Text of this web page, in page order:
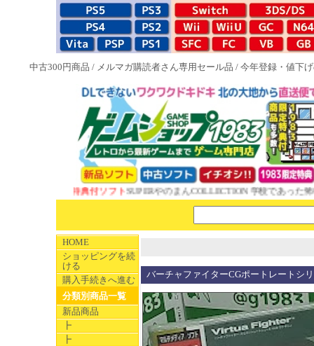
中古300円商品 / メルマガ購読者さん専用セール品 / 今年登録・値下
NEW 1983特典付ソフトSUPERやのまんCOLLECTION 学校であった怖い
HOME
ショッピングを続
ける
購入手続きへ進む
分類別商品一覧
新品商品
┣
┣
バーチャファイターCGポートレートシ